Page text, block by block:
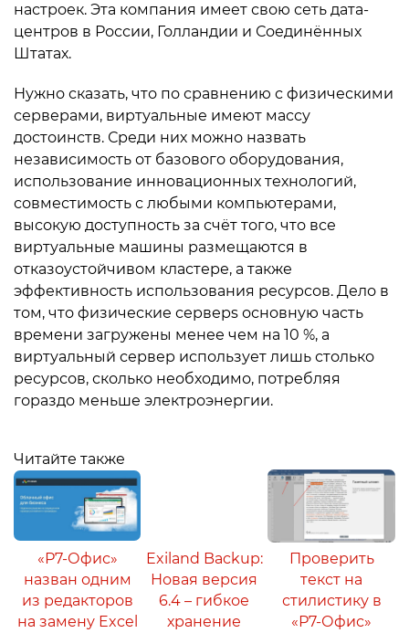
настроек. Эта компания имеет свою сеть дата-
центров в России, Голландии и Соединённых
Штатах.
Нужно сказать, что по сравнению с физическими
серверами, виртуальные имеют массу
достоинств. Среди них можно назвать
независимость от базового оборудования,
использование инновационных технологий,
совместимость с любыми компьютерами,
высокую доступность за счёт того, что все
виртуальные машины размещаются в
отказоустойчивом кластере, а также
эффективность использования ресурсов. Дело в
том, что физические серверs основную часть
времени загружены менее чем на 10 %, а
виртуальный сервер использует лишь столько
ресурсов, сколько необходимо, потребляя
гораздо меньше электроэнергии.
Читайте также
«Р7-Офис»
назван одним
из редакторов
на замену Excel
Exiland Backup:
Новая версия
6.4 – гибкое
хранение
Проверить
текст на
стилистику в
«Р7-Офис»